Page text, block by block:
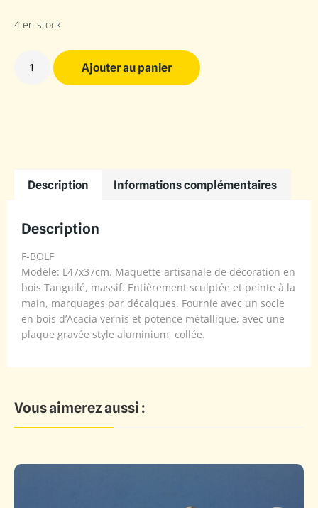
4 en stock
Ajouter au panier
Description Informations complémentaires
Description
F-BOLF
Modèle: L47x37cm. Maquette artisanale de décoration en
bois Tanguilé, massif. Entièrement sculptée et peinte à la
main, marquages par décalques. Fournie avec un socle
en bois d’Acacia vernis et potence métallique, avec une
plaque gravée style aluminium, collée.
Vous aimerez aussi :